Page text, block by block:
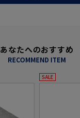
あなたへのおすすめ
RECOMMEND ITEM
SALE